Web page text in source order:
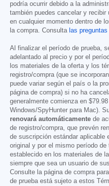
podría ocurrir debido a la
también puedes cancelar y
en cualquier momento dentro de
la compra. Consulta las
Al finalizar el período de prueba,
adelantado al precio y por el
los materiales de la oferta y los
registro/compra (que se
puede variar según el país o la
página de compra) si no ha
generalmente comienza en $79.98
Windows/SpyHunter para Mac).
renovará automáticamente de
de registro/compra, que prevén
de suscripción estándar aplicable
original y por el mismo período
establecido en los materiales de
siempre que sea un usuario de
Consulte la página de compra
de prueba está sujeto a estos